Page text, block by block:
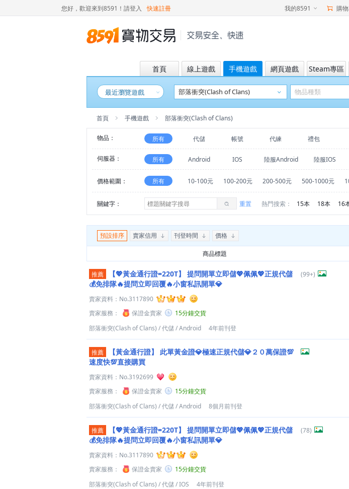
您好，歡迎來到8591！ 請登入 快速註冊 我的8591 購
首頁 線上遊戲 手機遊戲 網頁遊戲 Steam專區
最近瀏覽遊戲
首頁 手機遊戲 部落衝突(Clash of Clans)
物品： 所有 代儲 帳號 代練 禮包
伺服器： 所有 Android IOS 陸服Android 陸服IOS
價格範圍： 所有 10-100元 100-200元 200-500元 500-1000元
關鍵字： 重置 熱門搜索： 15本 18本 16
預設排序 賣家信用 刊登時間 價格
商品標題
推薦 【💖黃金通行證=220T】
提問開單立即儲💖佩佩💖正規代儲
💰免排隊🔥提問立即回覆🔥小窗私訊開單💎
(99+)
賣家資料： No.3117890
賣家服務：
保證金賣家
15分鐘交貨
部落衝突(Clash of Clans) /代儲/Android 4年前刊登
推薦 【黃金通行證】
此單黃金證💎極速正規代儲💎２０萬保證💯
速度快💯直接購買
賣家資料： No.3192699
賣家服務：
保證金賣家
15分鐘交貨
部落衝突(Clash of Clans) /代儲/Android 8個月前刊登
推薦 【💖黃金通行證=220T】
提問開單立即儲💖佩佩💖正規代儲
💰免排隊🔥提問立即回覆🔥小窗私訊開單💎
(78)
賣家資料： No.3117890
賣家服務：
保證金賣家
15分鐘交貨
部落衝突(Clash of Clans) /代儲/IOS 4年前刊登